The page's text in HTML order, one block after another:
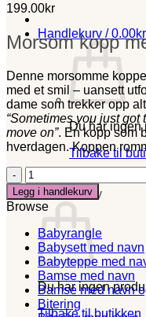
Handlekurv /0.00kr
Du har ingen
Tilbake til
0
Handlekurv
Du har ingen
Tilbake til butikken
199.00kr
Morsom kopp
Denne morsomme
med et smil – uansett
dame som trekker opp
“Sometimes you just
move on”. En kopp som
hverdagen. Koppen
Morsom
kopp
med
tekst-
big
panties
antall
Legg i handlekurv
Browse
Babyrangle
Babysett med navn
Babyteppe med
Bamse med navn
Bamse med navn
Bitering